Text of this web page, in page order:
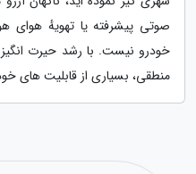
صوتی پیشرفته یا تهویهٔ هوای
خودرو نیست. با رشد حیرت انگیز
منطقی، بسیاری از قابلیت های